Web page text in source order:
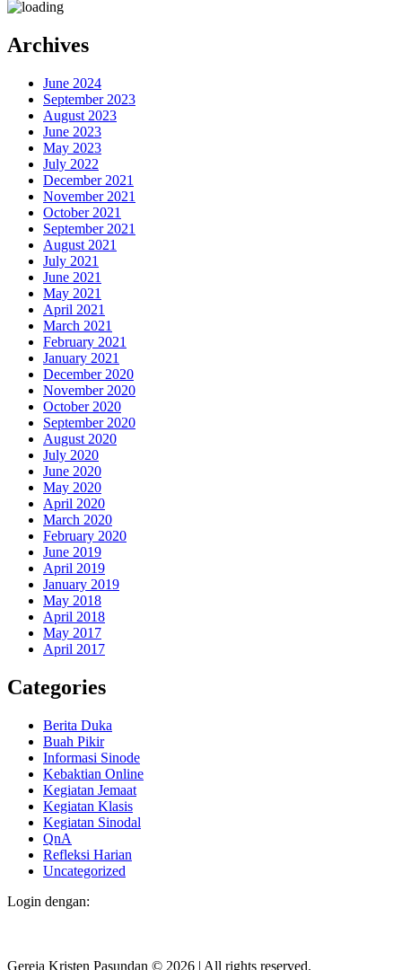
Archives
June 2024
September 2023
August 2023
June 2023
May 2023
July 2022
December 2021
November 2021
October 2021
September 2021
August 2021
July 2021
June 2021
May 2021
April 2021
March 2021
February 2021
January 2021
December 2020
November 2020
October 2020
September 2020
August 2020
July 2020
June 2020
May 2020
April 2020
March 2020
February 2020
June 2019
April 2019
January 2019
May 2018
April 2018
May 2017
April 2017
Categories
Berita Duka
Buah Pikir
Informasi Sinode
Kebaktian Online
Kegiatan Jemaat
Kegiatan Klasis
Kegiatan Sinodal
QnA
Refleksi Harian
Uncategorized
Login dengan:
Gereja Kristen Pasundan © 2026 | All rights reserved.